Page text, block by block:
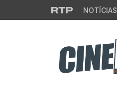
Saltar para o conteúdo principal
NOTÍCIAS